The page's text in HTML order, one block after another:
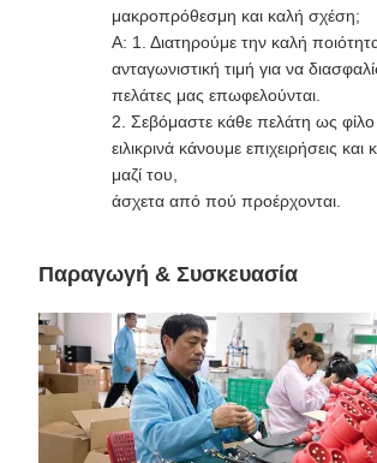
μακροπρόθεσμη και καλή σχέση;
Α: 1. Διατηρούμε την καλή
ανταγωνιστική τιμή για να
πελάτες μας επωφελούνται.
2. Σεβόμαστε κάθε πελάτη ως φίλο
ειλικρινά κάνουμε επιχειρήσεις
μαζί του,
άσχετα από πού προέρχονται.
Παραγωγή & Συσκευασία